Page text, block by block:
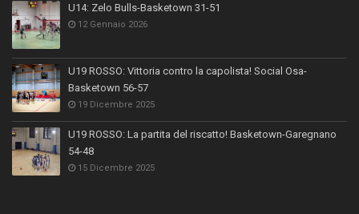
U14: Zelo Bulls-Basketown 31-51
12 Gennaio 2026
U19 ROSSO: Vittoria contro la capolista! Social Osa-
Basketown 56-57
19 Dicembre 2025
U19 ROSSO: La partita del riscatto! Basketown-Garegnano
54-48
15 Dicembre 2025